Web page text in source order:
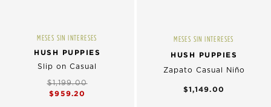
MESES SIN INTERESES
HUSH PUPPIES
Slip on Casual
$1,199.00
$959.20
MESES SIN INTERESES
HUSH PUPPIES
Zapato Casual Niño
$1,149.00